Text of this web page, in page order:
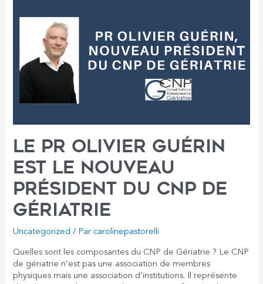
respiratoires
MAINTENANT!
Le Pr Olivier Guérin
est le nouveau
Président du CNP de
Gériatrie
Uncategorized / Par carolinepastorelli
Quelles sont les composantes du CNP de Gériatrie ? Le CNP
de gériatrie n’est pas une association de membres
physiques mais une association d’institutions. Il représente